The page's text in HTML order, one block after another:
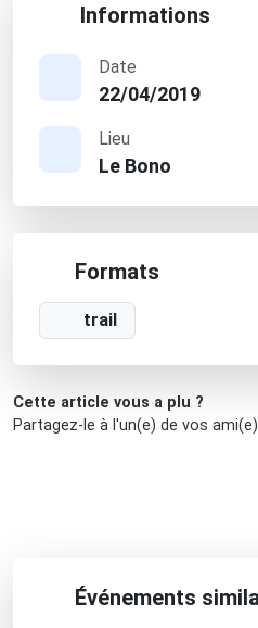
Informations
Date
22/04/2019
Lieu
Le Bono
Formats
trail
Cette article vous a plu ?
Partagez-le à l'un(e) de vos
Événements